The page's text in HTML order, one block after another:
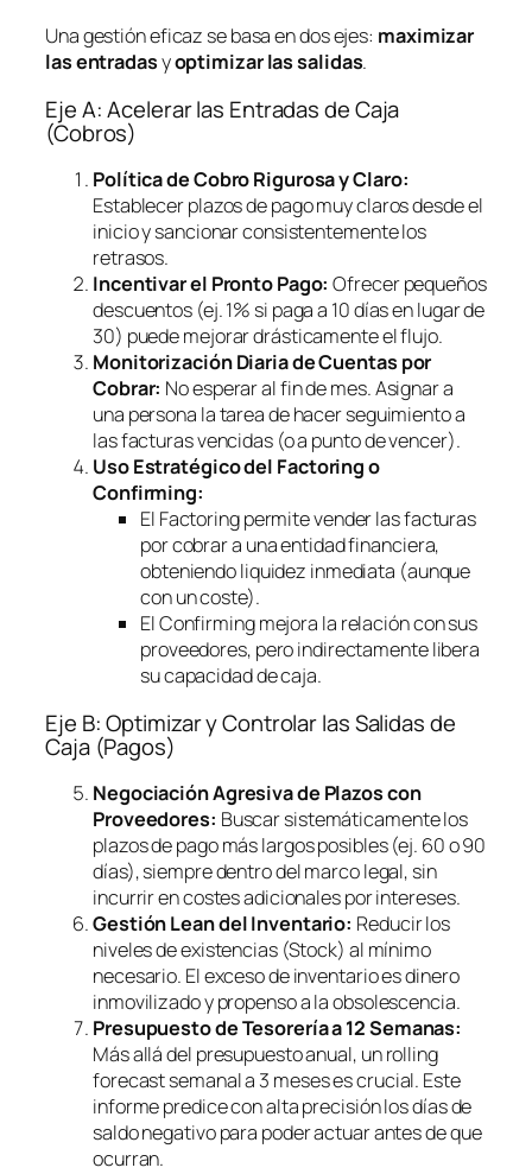
Una gestión eficaz se basa en dos ejes: maximizar
las entradasyoptimizar las salidas.
Eje A: Acelerar las Entradas de Caja
(Cobros)
Política de Cobro Rigurosa y Claro:
Establecer plazos de pago muy claros desde el
inicio y sancionar consistentemente los
retrasos.
Incentivar el Pronto Pago: Ofrecer pequeños
descuentos (ej. 1% si paga a 10 días en lugar de
30) puede mejorar drásticamente el flujo.
Monitorización Diaria de Cuentas por
Cobrar: No esperar al fin de mes. Asignar a
una persona la tarea de hacer seguimiento a
las facturas vencidas (o a punto de vencer).
Uso Estratégico del Factoringo
Confirming:
El Factoringpermite vender las facturas
por cobrar a una entidad financiera,
obteniendo liquidez inmediata (aunque
con un coste).
ElConfirmingmejora la relación con sus
proveedores, pero indirectamente libera
su capacidad de caja.
Eje B: Optimizar y Controlar las Salidas de
Caja (Pagos)
Negociación Agresiva de Plazos con
Proveedores: Buscar sistemáticamente los
plazos de pago más largos posibles (ej. 60 o 90
días), siempre dentro del marco legal, sin
incurrir en costes adicionales por intereses.
Gestión Lean del Inventario: Reducir los
niveles de existencias (Stock) al mínimo
necesario. El exceso de inventario es dinero
inmovilizado y propenso a la obsolescencia.
Presupuesto de Tesorería a 12 Semanas:
Más allá del presupuesto anual, unrolling
forecastsemanal a 3 meses es crucial. Este
informe predice con alta precisión los días de
saldo negativo para poder actuar antes de que
ocurran.